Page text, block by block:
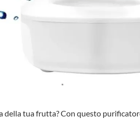
della tua frutta? Con questo